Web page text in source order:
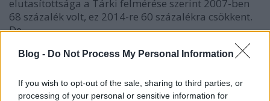
Blog - Do Not Process My Personal Information
If you wish to opt-out of the sale, sharing to third parties, or
processing of your personal or sensitive information for
elutasítottsága a Tárki felmérése szerint 2007-ben
68 százalék volt, ez 2014-re 60 százalékra csökkent.
De ...
Igazi piréz vers
BéDéKá• 2014. május 08.